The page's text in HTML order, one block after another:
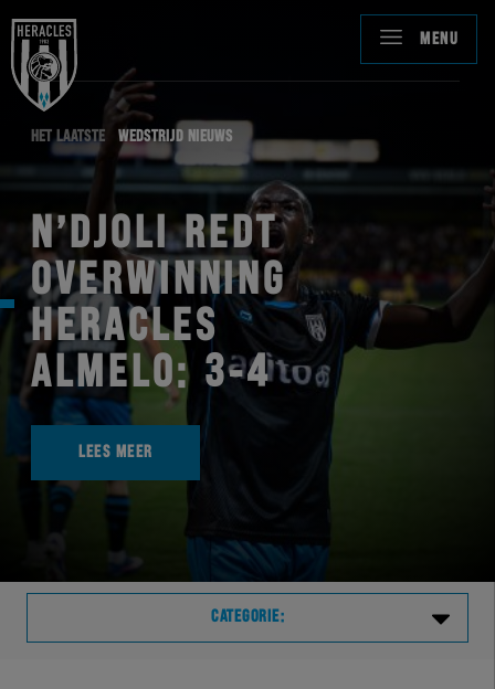
MENU
HET LAATSTE WEDSTRIJD NIEUWS
N’DJOLI REDT
OVERWINNING
HERACLES
ALMELO: 3-4
LEES MEER
CATEGORIE: